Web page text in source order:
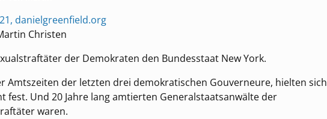
danielgreenfield.org
Christen
der Demokraten den Bundesstaat New York.
Amtszeiten der letzten drei demokratischen Gouverneure, hielten sich
fest. Und 20 Jahre lang amtierten Generalstaatsanwälte der
waren.